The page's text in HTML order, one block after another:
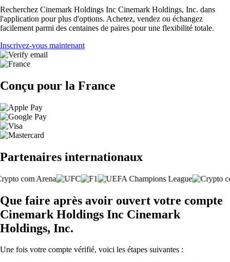
Recherchez Cinemark Holdings Inc Cinemark Holdings, Inc. dans
l'application pour plus d'options. Achetez, vendez ou échangez
facilement parmi des centaines de paires pour une flexibilité totale.
Inscrivez-vous maintenant
Conçu pour la France
Partenaires internationaux
Que faire après avoir ouvert votre compte
Cinemark Holdings Inc Cinemark
Holdings, Inc.
Une fois votre compte vérifié, voici les étapes suivantes :